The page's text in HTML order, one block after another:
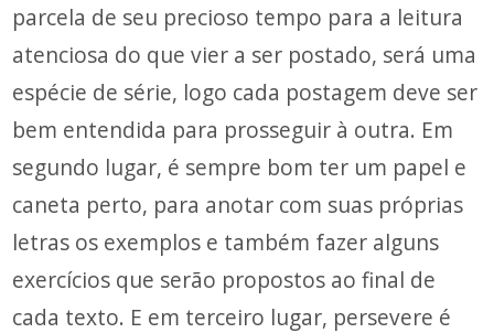
parcela de seu precioso tempo para a leitura
atenciosa do que vier a ser postado, será uma
espécie de série, logo cada postagem deve ser
bem entendida para prosseguir à outra. Em
segundo lugar, é sempre bom ter um papel e
caneta perto, para anotar com suas próprias
letras os exemplos e também fazer alguns
exercícios que serão propostos ao final de
cada texto. E em terceiro lugar, persevere é